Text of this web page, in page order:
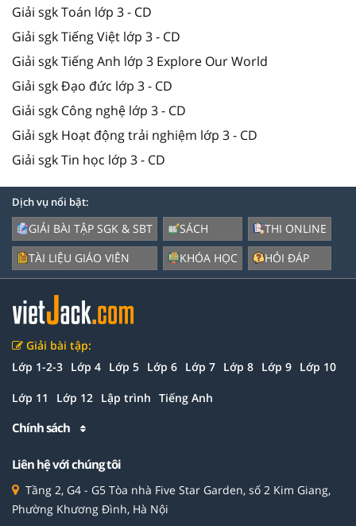
Giải sgk Toán lớp 3 - CD
Giải sgk Tiếng Việt lớp 3 - CD
Giải sgk Tiếng Anh lớp 3 Explore Our World
Giải sgk Đạo đức lớp 3 - CD
Giải sgk Công nghệ lớp 3 - CD
Giải sgk Hoạt động trải nghiệm lớp 3 - CD
Giải sgk Tin học lớp 3 - CD
Dịch vụ nổi bật:
GIẢI BÀI TẬP SGK & SBT
TÀI LIỆU GIÁO VIÊN
SÁCH
KHÓA HỌC
THI ONLINE
HỎI ĐÁP
Giải bài tập:
Lớp 1-2-3 Lớp 4 Lớp 5 Lớp 6 Lớp 7 Lớp 8 Lớp 9 Lớp 10
Lớp 11 Lớp 12 Lập trình Tiếng Anh
Chính sách
Liên hệ với chúng tôi
Tầng 2, G4 - G5 Tòa nhà Five Star Garden, số 2 Kim Giang,
Phường Khương Đình, Hà Nội